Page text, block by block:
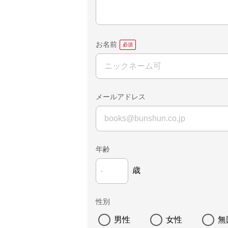
お名前
メールアドレス
年齢
歳
性別
男性 女性 無